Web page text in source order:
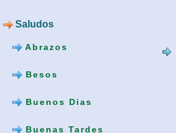
Saludos
Abrazos
Besos
Buenos Dias
Buenas Tardes